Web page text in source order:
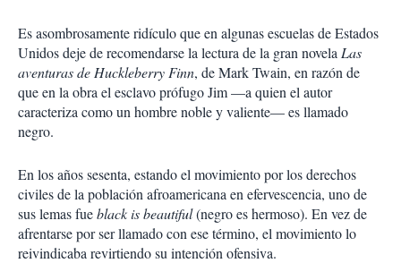
Es asombrosamente ridículo que en algunas escuelas de Estados
Unidos deje de recomendarse la lectura de la gran novela Las
aventuras de Huckleberry Finn, de Mark Twain, en razón de
que en la obra el esclavo prófugo Jim —a quien el autor
caracteriza como un hombre noble y valiente— es llamado
negro.
En los años sesenta, estando el movimiento por los derechos
civiles de la población afroamericana en efervescencia, uno de
sus lemas fueblack is beautiful(negro es hermoso). En vez de
afrentarse por ser llamado con ese término, el movimiento lo
reivindicaba revirtiendo su intención ofensiva.